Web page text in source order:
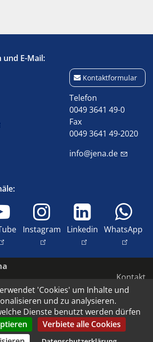
und E-Mail:
Kontaktformular
Telefon
0049 3641 49-0
Fax
0049 3641 49-2020
info@jena.de
Instagram Linkedin WhatsApp
Kontakt
Impressum
Barrierefreiheit
Datenschutz
Copyright und Bildrechte
'Cookies' um Inhalte und
und zu analysieren.
Dienste benutzt werden dürfen
Verbiete alle Cookies